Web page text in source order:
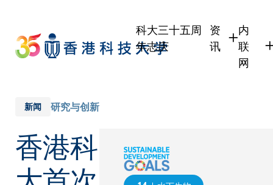
main
content
科大三十五周
年志庆
资
讯
内
联
网
新闻 研究与创新
香港科